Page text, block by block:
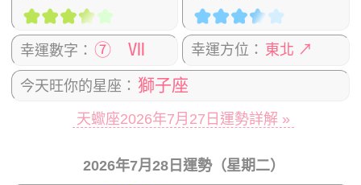
幸運數字： ⑦ Ⅶ 幸運方位： 東北 ↗
今天旺你的星座： 獅子座
天蠍座2026年7月27日運勢詳解 »
2026年7月28日運勢（星期二）